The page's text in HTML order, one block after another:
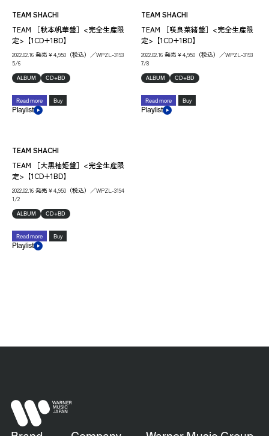
TEAM SHACHI
TEAM ［秋本帆華盤］<完全生産限
定>【1CD+1BD】
2022.02.16 発売￥4,950（税込）／WPZL-3193
5/6
ALBUM CD+BD
Read more Buy
Playlist
TEAM SHACHI
TEAM ［咲良菜緒盤］<完全生産限
定>【1CD+1BD】
2022.02.16 発売￥4,950（税込）／WPZL-3193
7/8
ALBUM CD+BD
Read more Buy
Playlist
TEAM SHACHI
TEAM ［大黒柚姫盤］<完全生産限
定>【1CD+1BD】
2022.02.16 発売￥4,950（税込）／WPZL-3194
1/2
ALBUM CD+BD
Read more Buy
Playlist